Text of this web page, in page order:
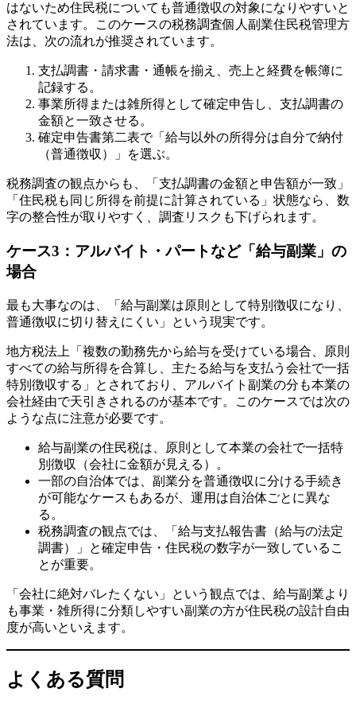
はないため住民税についても普通徴収の対象になりやすいと
されています。このケースの税務調査個人副業住民税管理方
法は、次の流れが推奨されています。
支払調書・請求書・通帳を揃え、売上と経費を帳簿に
記録する。
事業所得または雑所得として確定申告し、支払調書の
金額と一致させる。
確定申告書第二表で「給与以外の所得分は自分で納付
（普通徴収）」を選ぶ。
税務調査の観点からも、「支払調書の金額と申告額が一致」
「住民税も同じ所得を前提に計算されている」状態なら、数
字の整合性が取りやすく、調査リスクも下げられます。
ケース3：アルバイト・パートなど「給与副業」の
場合
最も大事なのは、「給与副業は原則として特別徴収になり、
普通徴収に切り替えにくい」という現実です。
地方税法上「複数の勤務先から給与を受けている場合、原則
すべての給与所得を合算し、主たる給与を支払う会社で一括
特別徴収する」とされており、アルバイト副業の分も本業の
会社経由で天引きされるのが基本です。このケースでは次の
ような点に注意が必要です。
給与副業の住民税は、原則として本業の会社で一括特
別徴収（会社に金額が見える）。
一部の自治体では、副業分を普通徴収に分ける手続き
が可能なケースもあるが、運用は自治体ごとに異な
る。
税務調査の観点では、「給与支払報告書（給与の法定
調書）」と確定申告・住民税の数字が一致しているこ
とが重要。
「会社に絶対バレたくない」という観点では、給与副業より
も事業・雑所得に分類しやすい副業の方が住民税の設計自由
度が高いといえます。
よくある質問